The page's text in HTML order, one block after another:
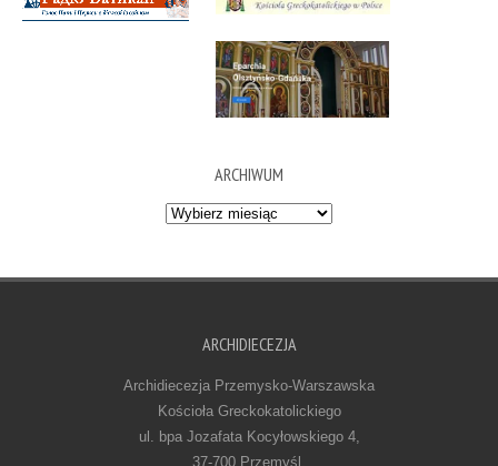
ARCHIWUM
Archiwum
ARCHIDIECEZJA
Archidiecezja Przemysko-Warszawska
Kościoła Greckokatolickiego
ul. bpa Jozafata Kocyłowskiego 4,
37-700 Przemyśl,